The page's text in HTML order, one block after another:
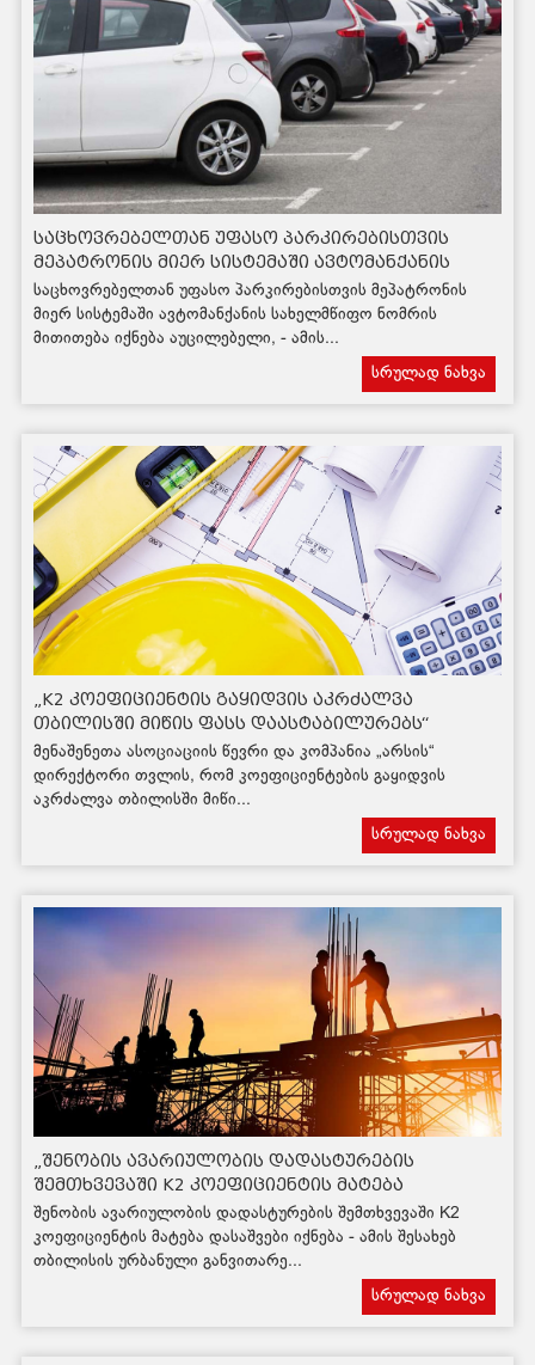
საცხოვრებელთან უფასო პარკირებისთვის
მეპატრონის მიერ სისტემაში ავტომანქანის
ნომრის მითითება იქნება აუცილებელი
საცხოვრებელთან უფასო პარკირებისთვის მეპატრონის
მიერ სისტემაში ავტომანქანის სახელმწიფო ნომრის
მითითება იქნება აუცილებელი, - ამის...
სრულად ნახვა
„K2 კოეფიციენტის გაყიდვის აკრძალვა
თბილისში მიწის ფასს დაასტაბილურებს“
მენაშენეთა ასოციაციის წევრი და კომპანია „არსის“
დირექტორი თვლის, რომ კოეფიციენტების გაყიდვის
აკრძალვა თბილისში მიწი...
სრულად ნახვა
„შენობის ავარიულობის დადასტურების
შემთხვევაში K2 კოეფიციენტის მატება
დასაშვები იქნება“
შენობის ავარიულობის დადასტურების შემთხვევაში K2
კოეფიციენტის მატება დასაშვები იქნება - ამის შესახებ
თბილისის ურბანული განვითარე...
სრულად ნახვა